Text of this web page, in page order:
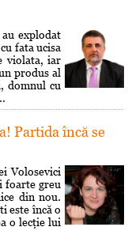
explodat
fata ucisa
violata, iar
produs al
domnul cu
Partida încă se
Volosevici
foarte greu
din nou.
este încă o
o lecţie lui